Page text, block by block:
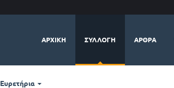
ΑΡΧΙΚΉ ΣΥΛΛΟΓΉ ΆΡΘΡΑ
Ευρετήρια